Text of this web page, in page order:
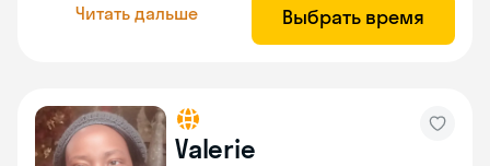
Читать дальше Выбрать время
Valerie